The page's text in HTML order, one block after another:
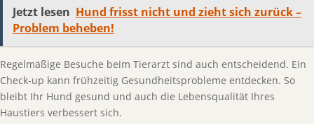
Jetzt lesen Hund frisst nicht und zieht sich zurück –
Problem beheben!
Regelmäßige Besuche beim Tierarzt sind auch entscheidend. Ein
Check-up kann frühzeitig Gesundheitsprobleme entdecken. So
bleibt Ihr Hund gesund und auch die Lebensqualität Ihres
Haustiers verbessert sich.